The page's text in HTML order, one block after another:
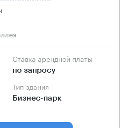
Ставка арендной платы
по запросу
Тип здания
Бизнес-парк